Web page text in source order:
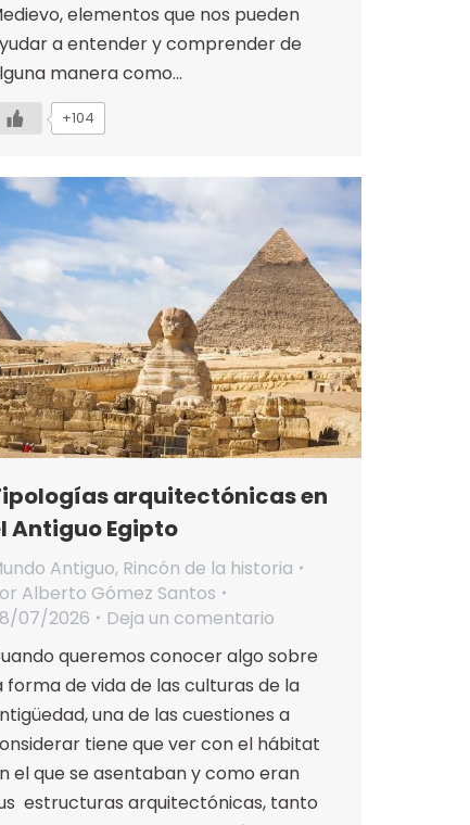
elementos que nos pueden
a entender y comprender de
manera como…
+104
arquitectónicas en
Antiguo Egipto
Antiguo, Rincón de la historia
Alberto Gómez Santos
07/2026
Deja un comentario
queremos conocer algo sobre
forma de vida de las culturas de la
una de las cuestiones a
tiene que ver con el hábitat
el que se asentaban y como eran
estructuras arquitectónicas, tanto